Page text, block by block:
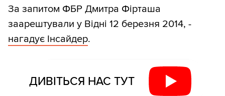
За запитом ФБР Дмитра Фірташа
заарештували у Відні 12 березня 2014, -
нагадує Інсайдер.
ДИВІТЬСЯ НАС ТУТ